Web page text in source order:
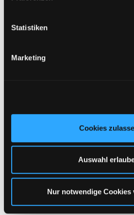
Statistiken
Marketing
Cookies
Auswahl
Nur notwendige Cookies
Turbobit | 2 Jahre
93,95€